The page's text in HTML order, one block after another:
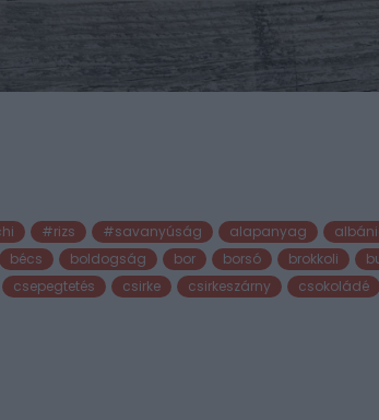
#rizs #savanyúság alapanyag
bécs boldogság bor borsó brokkoli
csepegtetés csirke csirkeszárny csokoládé